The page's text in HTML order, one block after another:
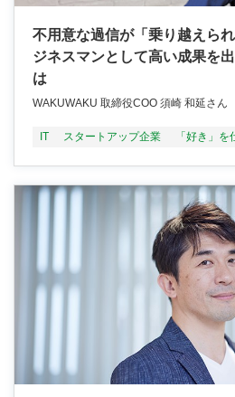
不用意な過信が「乗り越えら
ジネスマンとして高い成果を
は
WAKUWAKU 取締役COO 須崎 和延さん
IT スタートアップ企業 「好き」